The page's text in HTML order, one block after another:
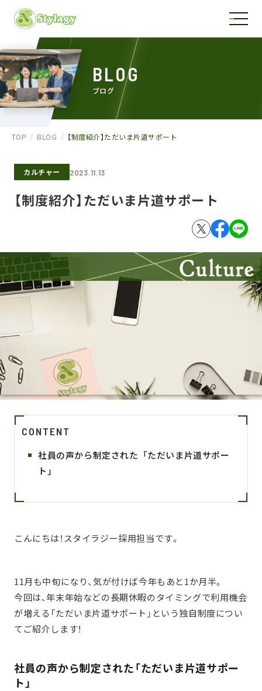
BLOG
ブログ
TOP BLOG 【制度紹介】ただいま片道サポート
カルチャー 2023.11.13
【制度紹介】ただいま片道サポート
CONTENT
社員の声から制定された「ただいま片道サポー
ト」
こんにちは！スタイラジー採用担当です。
11月も中旬になり、気が付けば今年もあと1か月半。
今回は、年末年始などの長期休暇のタイミングで利用機会
が増える「ただいま片道サポート」という独自制度につい
てご紹介します！
社員の声から制定された「ただいま片道サポー
ト」